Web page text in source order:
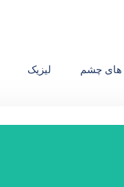
های چشم لیزیک